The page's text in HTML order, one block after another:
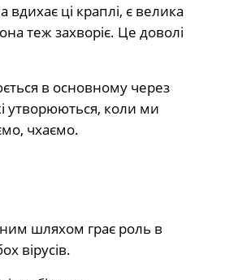
ці краплі, є велика
теж захворіє. Це доволі
в основному через
утворюються, коли ми
чхаємо.
шляхом грає роль в
вірусів.